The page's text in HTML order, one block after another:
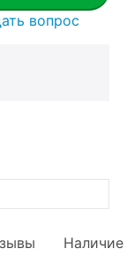
вопрос
Наличие